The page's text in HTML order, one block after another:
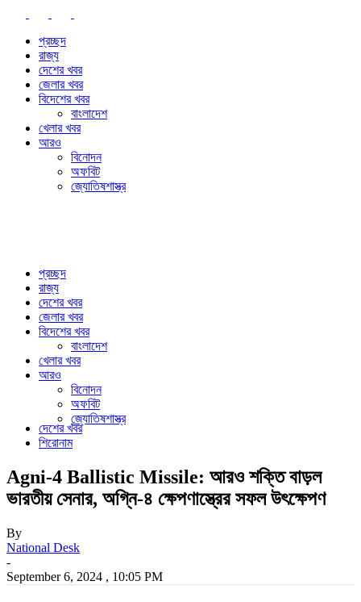
প্রচ্ছদ
রাজ্য
দেশের খবর
জেলার খবর
বিদেশের খবর
বাংলাদেশ
খেলার খবর
আরও
বিনোদন
অফবিট
জ্যোতিষশাস্ত্র
প্রচ্ছদ
রাজ্য
দেশের খবর
জেলার খবর
বিদেশের খবর
বাংলাদেশ
খেলার খবর
আরও
বিনোদন
অফবিট
জ্যোতিষশাস্ত্র
দেশের খবর
শিরোনাম
Agni-4 Ballistic Missile: আরও শক্তি বাড়ল
ভারতীয় সেনার, অগ্নি-৪ ক্ষেপণাস্ত্রের সফল উৎক্ষেপণ
By
National Desk
-
September 6, 2024 , 10:05 PM